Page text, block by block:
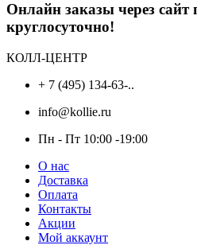
Онлайн заказы через
круглосуточно!
КОЛЛ-ЦЕНТР
+ 7 (495) 134-63-..
info@kollie.ru
Пн - Пт 10:00 -19:00
О нас
Доставка
Оплата
Контакты
Акции
Мой аккаунт